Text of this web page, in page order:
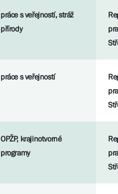
práce s veřejností, stráž
přírody
práce s veřejností
OPŽP, krajinotvorné
programy